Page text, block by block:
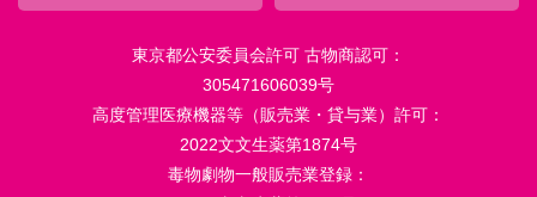
東京都公安委員会許可 古物商認可：
305471606039号
高度管理医療機器等（販売業・貸与業）許可：
2022文文生薬第1874号
毒物劇物一般販売業登録：